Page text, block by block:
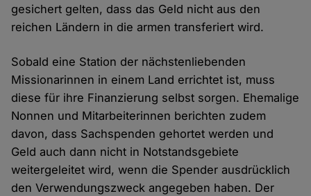
gesichert gelten, dass das Geld nicht aus den
reichen Ländern in die armen transferiert wird.
Sobald eine Station der nächstenliebenden
Missionarinnen in einem Land errichtet ist, muss
diese für ihre Finanzierung selbst sorgen. Ehemalige
Nonnen und Mitarbeiterinnen berichten zudem
davon, dass Sachspenden gehortet werden und
Geld auch dann nicht in Notstandsgebiete
weitergeleitet wird, wenn die Spender ausdrücklich
den Verwendungszweck angegeben haben. Der